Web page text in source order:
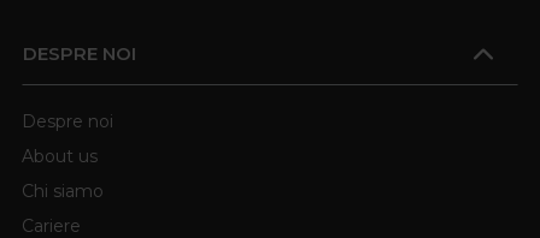
DESPRE NOI
Despre noi
About us
Chi siamo
Cariere